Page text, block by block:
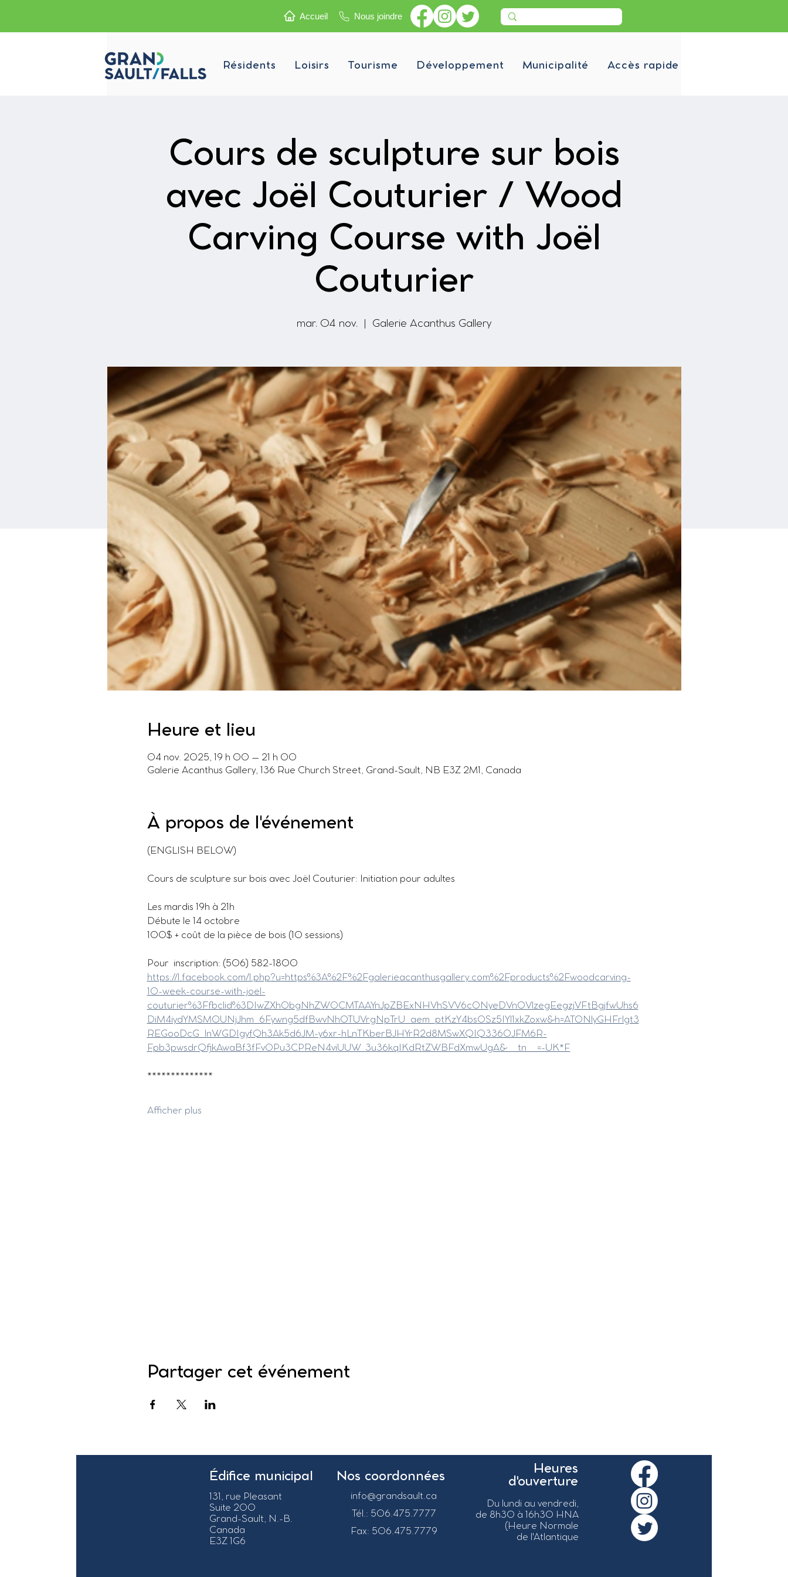
Accueil Nous joindre
Résidents Loisirs Tourisme Développement Municipalité Accès rapide
Cours de sculpture sur bois
avec Joël Couturier / Wood
Carving Course with Joël
Couturier
mar. 04 nov. Galerie Acanthus Gallery
Heure et lieu
04 nov. 2025, 19 h 00 – 21 h 00
Galerie Acanthus Gallery, 136 Rue Church Street, Grand-Sault, NB E3Z 2M1, Canada
À propos de l'événement
(ENGLISH BELOW)
Cours de sculpture sur bois avec Joël Couturier: Initiation pour adultes
Les mardis 19h à 21h
Débute le 14 octobre
100$ + coût de la pièce de bois (10 sessions)
Pour  inscription: (506) 582-1800
https://l.facebook.com/l.php?u=https%3A%2F%2Fgalerieacanthusgallery.com%2Fproducts%2Fwoodcarving-
10-week-course-with-joel-
couturier%3Ffbclid%3DIwZXh0bgNhZW0CMTAAYnJpZBExNHVhSVV6c0NyeDVnOVlzegEegzjVFtBgjfwUhs6
DiM4iydYMSM0UNjJhm_6Fywng5dfBwvNhOTUVrgNpTrU_aem_ptKzY4bs0Sz5IYl1xkZoxw&h=AT0NlyGHFrlgt3
REGooDcG_lnWGDIgyfQh3Ak5d6JM-y6xr-hLnTKberBJHYrR2d8MSwXQIQ336OJFM6R-
Fpb3pwsdrQfjkAwaBf3fFv0Pu3CPReN4viUUW_3u36kqIKdRtZWBFdXmwUgA&__tn__=-UK*F
**************
Afficher plus
Partager cet événement
Édifice municipal
131, rue Pleasant
Suite 200
Grand-Sault, N.-B.
Canada
E3Z 1G6
Nos coordonnées
info@grandsault.ca
Tél.: 506.475.7777
Fax: 506.475.7779
Heures
d'ouverture
Du lundi au vendredi,
de 8h30 à 16h30 HNA
(Heure Normale
de l'Atlantique